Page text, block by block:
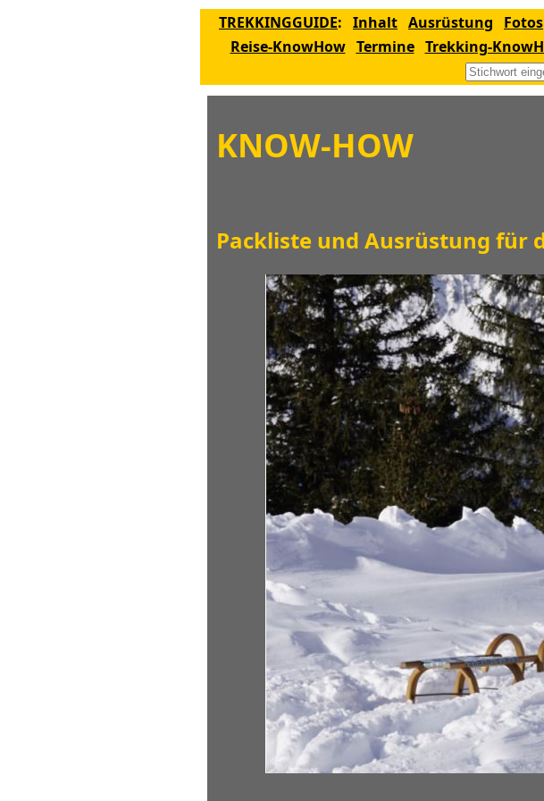
TREKKINGGUIDE: Inhalt Ausrüstung Fotos
Reise-KnowHow Termine Trekking-
KNOW-HOW
Packliste und Ausrüstung für